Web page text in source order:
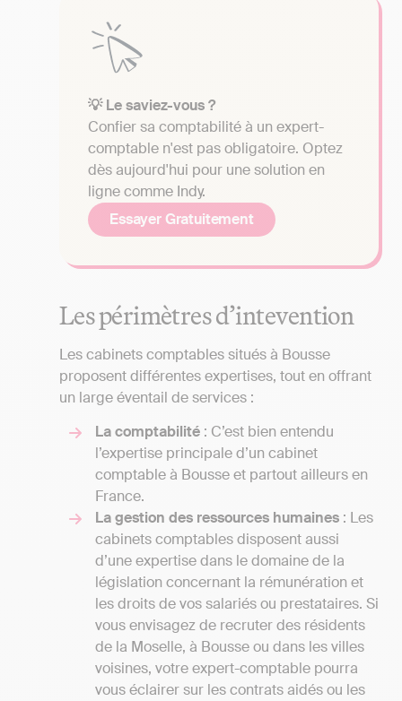
💡 Le saviez-vous ?
Confier sa comptabilité à un expert-
comptable n'est pas obligatoire. Optez
dès aujourd'hui pour une solution en
ligne comme Indy.
Essayer Gratuitement
Les périmètres d’intevention
Les cabinets comptables situés à Bousse
proposent différentes expertises, tout en offrant
un large éventail de services :
La comptabilité : C’est bien entendu
l’expertise principale d’un cabinet
comptable à Bousse et partout ailleurs en
France.
La gestion des ressources humaines : Les
cabinets comptables disposent aussi
d’une expertise dans le domaine de la
législation concernant la rémunération et
les droits de vos salariés ou prestataires. Si
vous envisagez de recruter des résidents
de la Moselle, à Bousse ou dans les villes
voisines, votre expert-comptable pourra
vous éclairer sur les contrats aidés ou les